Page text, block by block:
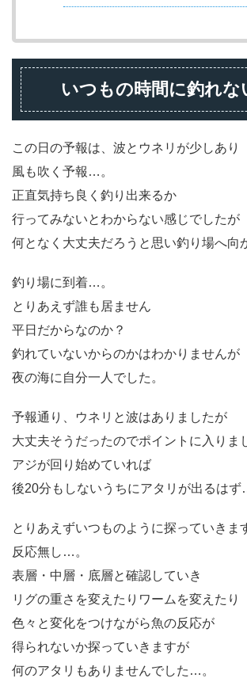
いつもの時間に釣れな
この日の予報は、波とウネリが少しあり
風も吹く予報…。
正直気持ち良く釣り出来るか
行ってみないとわからない感じでしたが
何となく大丈夫だろうと思い釣り場へ向
釣り場に到着…。
とりあえず誰も居ません
平日だからなのか？
釣れていないからのかはわかりませんが
夜の海に自分一人でした。
予報通り、ウネリと波はありましたが
大丈夫そうだったのでポイントに入りま
アジが回り始めていれば
後20分もしないうちにアタリが出るはず
とりあえずいつものように探っていきま
反応無し…。
表層・中層・底層と確認していき
リグの重さを変えたりワームを変えたり
色々と変化をつけながら魚の反応が
得られないか探っていきますが
何のアタリもありませんでした…。